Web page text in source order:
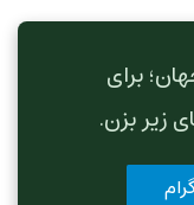
برای
زیر بزن.